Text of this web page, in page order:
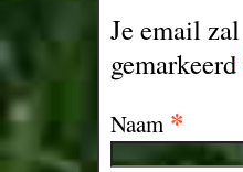
Je email zal
gemarkeerd
Naam *